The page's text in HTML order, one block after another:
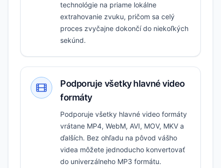
technológie na priame lokálne
extrahovanie zvuku, pričom sa celý
proces zvyčajne dokončí do niekoľkých
sekúnd.
Podporuje všetky hlavné video
formáty
Podporuje všetky hlavné video formáty
vrátane MP4, WebM, AVI, MOV, MKV a
ďalších. Bez ohľadu na pôvod vášho
videa môžete jednoducho konvertovať
do univerzálneho MP3 formátu.